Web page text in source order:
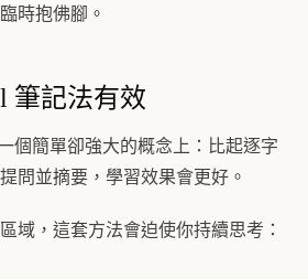
時抱佛腳。
筆記法有效
個簡單卻強大的概念上：比起逐字
問並摘要，學習效果會更好。
域，這套方法會迫使你持續思考：